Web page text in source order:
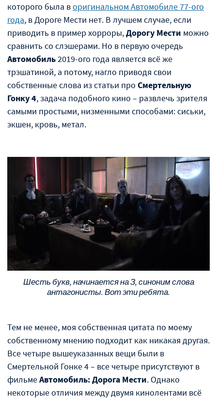
которого была воригинальном Автомобиле 77-ого
года, в Дороге Мести нет. В лучшем случае, если
приводить в пример хорроры,Дорогу Мести можно
сравнить со слэшерами. Но в первую очередь
Автомобиль2019-ого года является всё же
трэшатиной, а потому, нагло приводя свои
собственные слова из статьи про Смертельную
Гонку 4, задача подобного кино – развлечь зрителя
самыми простыми, низменными способами: сиськи,
экшен, кровь, метал.
Шесть букв, начинается на З, синоним слова
антагонисты. Вот эти ребята.
Тем не менее, моя собственная цитата по моему
собственному мнению подходит как никакая другая.
Все четыре вышеуказанных вещи были в
Смертельной Гонке 4 – все четыре присутствуют в
фильмеАвтомобиль: Дорога Мести. Однако
некоторые отличия между двумя кинолентами всё